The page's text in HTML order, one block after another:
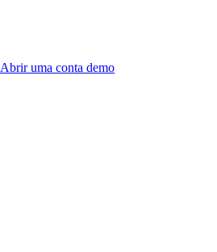
Abrir uma conta demo